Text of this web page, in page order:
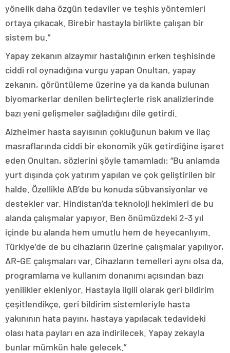
yönelik daha özgün tedaviler ve teşhis yöntemleri
ortaya çıkacak. Birebir hastayla birlikte çalışan bir
sistem bu.”
Yapay zekanın alzaymır hastalığının erken teşhisinde
ciddi rol oynadığına vurgu yapan Onultan, yapay
zekanın, görüntüleme üzerine ya da kanda bulunan
biyomarkerlar denilen belirteçlerle risk analizlerinde
bazı yeni gelişmeler sağladığını dile getirdi.
Alzheimer hasta sayısının çokluğunun bakım ve ilaç
masraflarında ciddi bir ekonomik yük getirdiğine işaret
eden Onultan, sözlerini şöyle tamamladı: “Bu anlamda
yurt dışında çok yatırım yapılan ve çok geliştirilen bir
halde. Özellikle AB’de bu konuda sübvansiyonlar ve
destekler var. Hindistan’da teknoloji hekimleri de bu
alanda çalışmalar yapıyor. Ben önümüzdeki 2-3 yıl
içinde bu alanda hem umutlu hem de heyecanlıyım.
Türkiye’de de bu cihazların üzerine çalışmalar yapılıyor,
AR-GE çalışmaları var. Cihazların temelleri aynı olsa da,
programlama ve kullanım donanımı açısından bazı
yenilikler ekleniyor. Hastayla ilgili olarak geri bildirim
çeşitlendikçe, geri bildirim sistemleriyle hasta
yakınının hata payını, hastaya yapılacak tedavideki
olası hata payları en aza indirilecek. Yapay zekayla
bunlar mümkün hale gelecek.”